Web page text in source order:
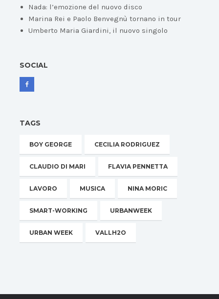
Nada: l’emozione del nuovo disco
Marina Rei e Paolo Benvegnù tornano in tour
Umberto Maria Giardini, il nuovo singolo
SOCIAL
TAGS
BOY GEORGE CECILIA RODRIGUEZ
CLAUDIO DI MARI FLAVIA PENNETTA
LAVORO MUSICA NINA MORIC
SMART-WORKING URBANWEEK
URBAN WEEK VALLH2O